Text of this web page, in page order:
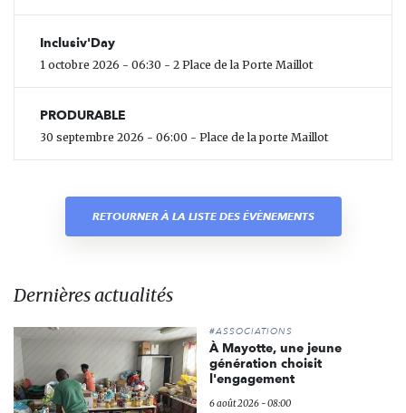
Inclusiv'Day
1 octobre 2026 - 06:30 - 2 Place de la Porte Maillot
PRODURABLE
30 septembre 2026 - 06:00 - Place de la porte Maillot
RETOURNER À LA LISTE DES ÉVÈNEMENTS
Dernières actualités
#ASSOCIATIONS
À Mayotte, une jeune
génération choisit
l'engagement
6 août 2026 - 08:00